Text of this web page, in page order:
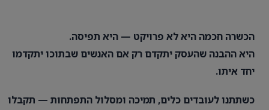
הכשרה חכמה היא לא פרויקט — היא תפיסה.
היא ההבנה שהעסק יתקדם רק אם האנשים שבתוכו יתקדמו
יחד איתו.
כשתתנו לעובדים כלים, תמיכה ומסלול התפתחות — תקבלו